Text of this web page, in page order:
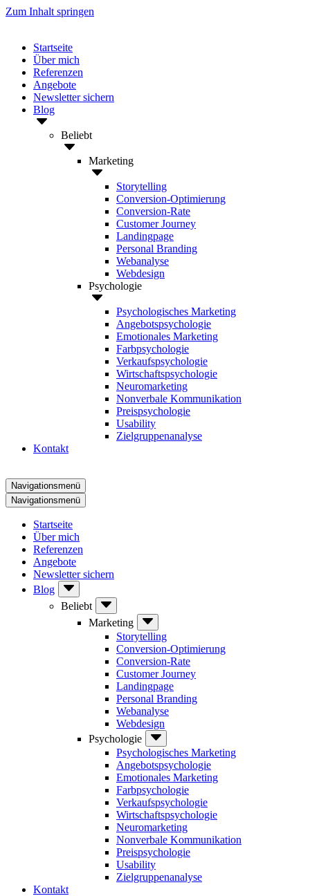
Zum Inhalt springen
Startseite
Über mich
Referenzen
Angebote
Newsletter sichern
Blog
Beliebt
Marketing
Storytelling
Conversion-Optimierung
Conversion-Rate
Customer Journey
Landingpage
Personal Branding
Webanalyse
Webdesign
Psychologie
Psychologisches Marketing
Angebotspsychologie
Emotionales Marketing
Farbpsychologie
Verkaufspsychologie
Wirtschaftspsychologie
Neuromarketing
Nonverbale Kommunikation
Preispsychologie
Usability
Zielgruppenanalyse
Kontakt
Navigationsmenü
Navigationsmenü
Startseite
Über mich
Referenzen
Angebote
Newsletter sichern
Blog
Beliebt
Marketing
Storytelling
Conversion-Optimierung
Conversion-Rate
Customer Journey
Landingpage
Personal Branding
Webanalyse
Webdesign
Psychologie
Psychologisches Marketing
Angebotspsychologie
Emotionales Marketing
Farbpsychologie
Verkaufspsychologie
Wirtschaftspsychologie
Neuromarketing
Nonverbale Kommunikation
Preispsychologie
Usability
Zielgruppenanalyse
Kontakt